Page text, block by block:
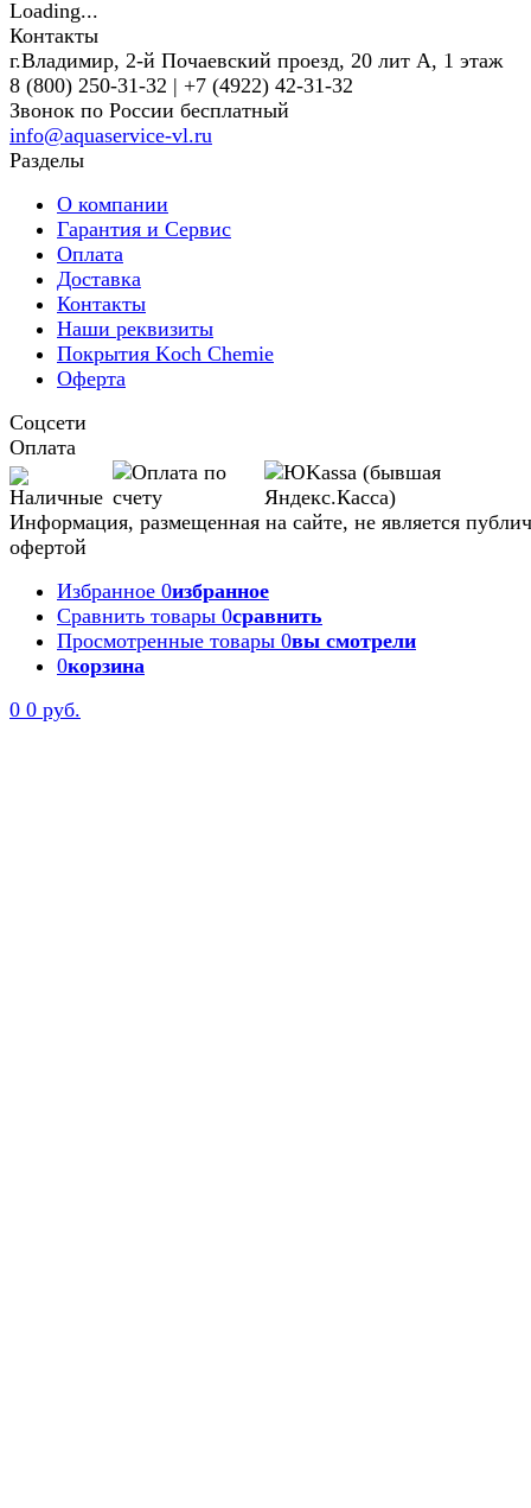
Контакты
г.Владимир, 2-й Почаевский проезд, 20 лит А, 1 этаж
8 (800) 250-31-32 | +7 (4922) 42-31-32
Звонок по России бесплатный
info@aquaservice-vl.ru
Разделы
О компании
Гарантия и Сервис
Оплата
Доставка
Контакты
Наши реквизиты
Покрытия Koch Chemie
Оферта
Соцсети
Оплата
Информация, размещенная на сайте, не является
офертой
Избранное 0избранное
Сравнить товары 0сравнить
Просмотренные товары 0вы смотрели
0корзина
0 0 руб.